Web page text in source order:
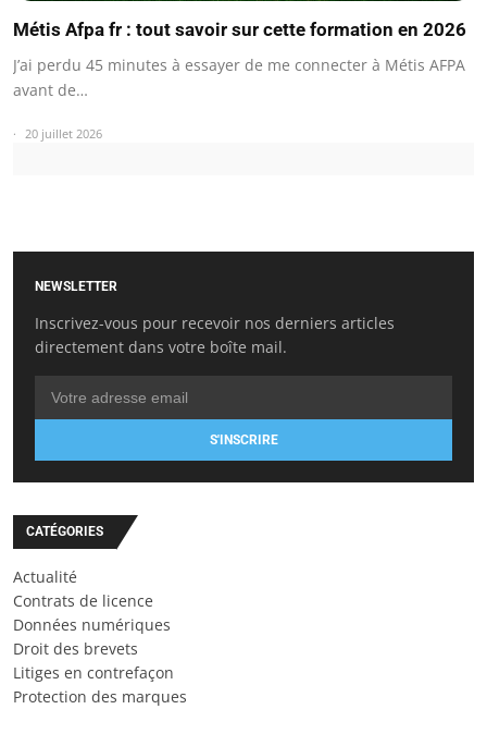
Métis Afpa fr : tout savoir sur cette formation en 2026
J’ai perdu 45 minutes à essayer de me connecter à Métis AFPA
avant de…
20 juillet 2026
NEWSLETTER
Inscrivez-vous pour recevoir nos derniers articles
directement dans votre boîte mail.
S'INSCRIRE
CATÉGORIES
Actualité
Contrats de licence
Données numériques
Droit des brevets
Litiges en contrefaçon
Protection des marques